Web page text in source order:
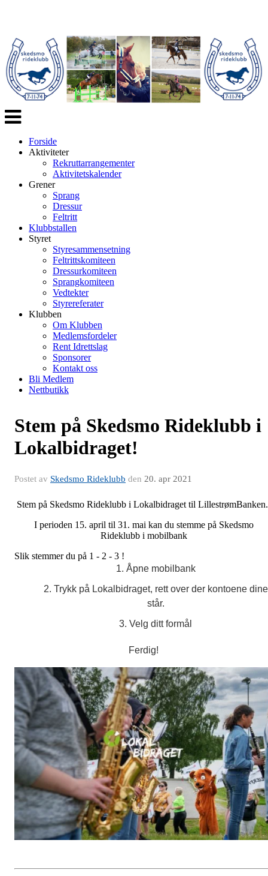
Veksle
navigasjon
Forside
Aktiviteter
Rekruttarrangementer
Aktivitetskalender
Grener
Sprang
Dressur
Feltritt
Klubbstallen
Styret
Styresammensetning
Feltrittskomiteen
Dressurkomiteen
Sprangkomiteen
Vedtekter
Styrereferater
Klubben
Om Klubben
Medlemsfordeler
Rent Idrettslag
Sponsorer
Kontakt oss
Bli Medlem
Nettbutikk
Stem på Skedsmo Rideklubb i
Lokalbidraget!
Postet av Skedsmo Rideklubb den 20. apr 2021
Stem på Skedsmo Rideklubb i Lokalbidraget til
I perioden 15. april til 31. mai kan du stemme på Skedsmo
Rideklubb i mobilbank
Slik stemmer du på 1 - 2 - 3 !
Åpne mobilbank
Trykk på Lokalbidraget, rett over der kontoene dine
står.
Velg ditt formål
Ferdig!